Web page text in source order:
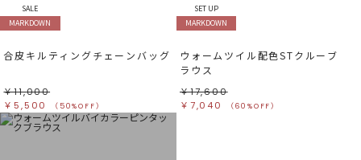
SALE
MARKDOWN
合皮キルティングチェーンバッグ
￥11,000
￥5,500
（50%OFF）
SET UP
MARKDOWN
ウォームツイル配色STクルーブ
ラウス
￥17,600
￥7,040
（60%OFF）